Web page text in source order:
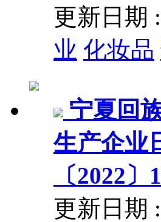
更新日期
业 化妆品
宁夏回
生产企业
〔2022〕
更新日期